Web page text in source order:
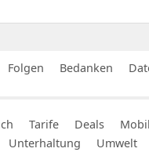
Folgen Bedanken
Tarife Deals
Unterhaltung Umwelt